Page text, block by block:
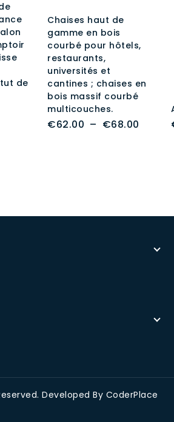
de
Chaises haut de
gamme en bois
courbé pour hôtels,
restaurants,
universités et
cantines ; chaises en
bois massif courbé
multicouches.
€62.00 – €68.00
Developed By CoderPlace